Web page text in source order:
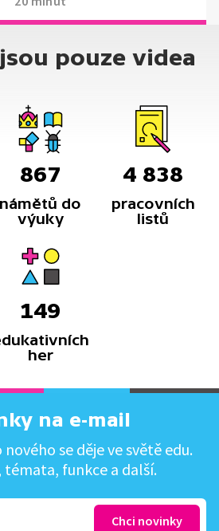
pouze videa
867
námětů do
výuky
4 838
pracovních
listů
149
her
na e-mail
se děje ve světě edu.
témata, funkce a další.